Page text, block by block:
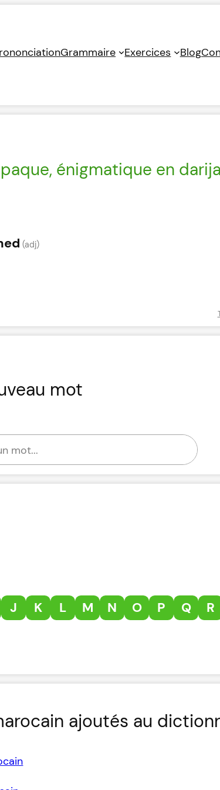
Grammaire Exercices Blog
énigmatique en darija
(adj)
mot
J K L M N O P Q R
ajoutés au